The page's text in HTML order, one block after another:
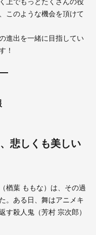
上でもっとたくさんの役
このような機会を頂けて
進出を一緒に目指してい
！
悲しくも美しい
楢葉 ももな）は、その過
。ある日、舞はアニメキ
す殺人鬼（芳村 宗次郎）